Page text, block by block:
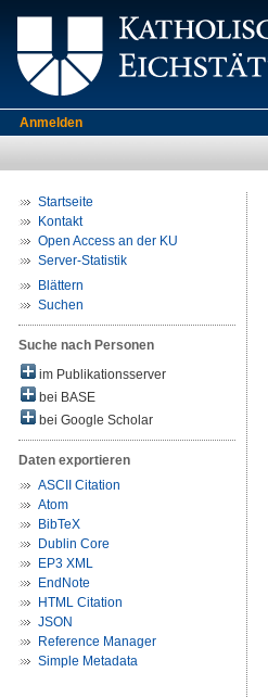
Anmelden
Startseite
Kontakt
Open Access an der KU
Server-Statistik
Blättern
Suchen
Suche nach Personen
im Publikationsserver
bei BASE
bei Google Scholar
Daten exportieren
ASCII Citation
Atom
BibTeX
Dublin Core
EP3 XML
EndNote
HTML Citation
JSON
Reference Manager
Simple Metadata